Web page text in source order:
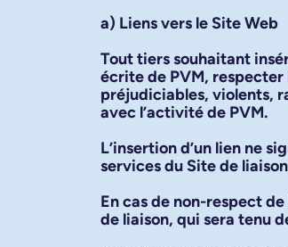
a) Liens vers le Site Web
Tout tiers souhaitant
écrite de PVM, respecter
préjudiciables, violents,
avec l’activité de PVM.
L’insertion d’un lien ne
services du Site de
En cas de non-respect
de liaison, qui sera tenu